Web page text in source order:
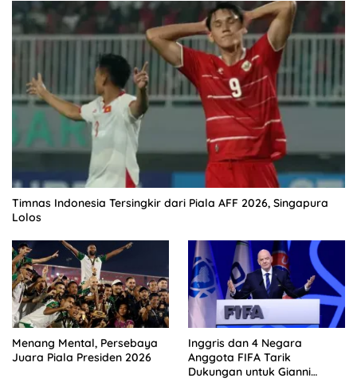
Timnas Indonesia Tersingkir dari Piala AFF 2026, Singapura
Lolos
Menang Mental, Persebaya
Juara Piala Presiden 2026
Inggris dan 4 Negara
Anggota FIFA Tarik
Dukungan untuk Gianni